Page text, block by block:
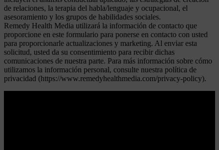
de relaciones, la terapia del habla/lenguaje y ocupacional, el
asesoramiento y los grupos de habilidades sociales.
Remedy Health Media utilizará la información de contacto que
proporcione en este formulario para ponerse en contacto con usted
para proporcionarle actualizaciones y marketing. Al enviar esta
solicitud, usted da su consentimiento para recibir dichas
comunicaciones de nuestra parte. Para más información sobre cómo
utilizamos la información personal, consulte nuestra política de
privacidad (https://www.remedyhealthmedia.com/privacy-policy).